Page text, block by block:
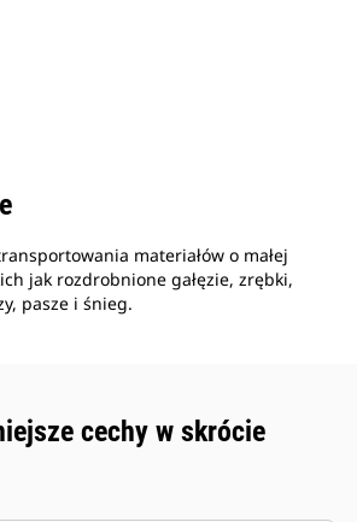
materiałów o małej
jak rozdrobnione gałęzie, zrębki,
pasze i śnieg.
cechy w skrócie